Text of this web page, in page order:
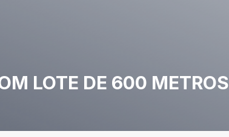
LOTE DE 600 METROS